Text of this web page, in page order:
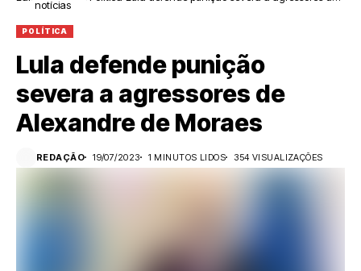
notícias
POLÍTICA
Lula defende punição
severa a agressores de
Alexandre de Moraes
REDAÇÃO 19/07/2023 1 MINUTOS LIDOS 354 VISUALIZAÇÕES